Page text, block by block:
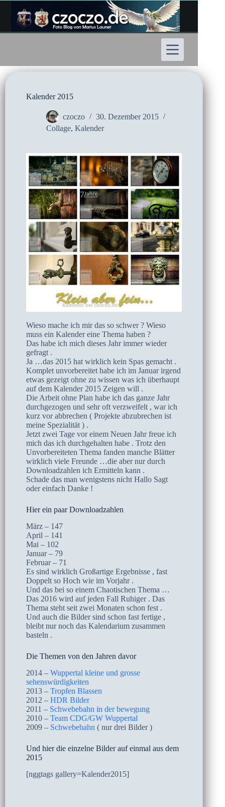
Inhalt
springen
Kalender 2015
czoczo
30. Dezember 2015
Collage, Kalender
Wieso mache ich mir das so schwer ? Wieso
muss ein Kalender eine Thema haben ?
Das habe ich mich dieses Jahr immer wieder
gefragt .
Ja …das 2015 hat wirklich kein Spas gemacht .
Komplet unvorbereitet habe ich im Januar irgend
etwas gezeigt ohne zu wissen was ich überhaupt
auf dem Kalender 2015 Zeigen will .
Die Arbeit ohne Plan habe ich das ganze Jahr
durchgezogen und sehr oft verzweifelt , war ich
kurz vor abbrechen ( Projekte abzubrechen ist
meine Spezialität ) .
Jetzt zwei Tage vor einem Neuen Jahr freue ich
mich das ich durchgehalten habe . Trotz den
Unvorbereiteten Thema fanden manche Blätter
wirklich viele Freunde …die aber nur durch
Downloadzahlen ich Ermitteln kann .
Schade das man wenigstens nicht Hallo Sagt
oder einfach Danke !
Hier ein paar Downloadzahlen
März – 147
April – 141
Mai – 102
Januar – 79
Februar – 71
Es sind wirklich Großartige Ergebnisse , fast
Doppelt so Hoch wie im Vorjahr .
Und das bei so einem Chaotischen Thema …
Das 2016 wird auf jeden Fall Ruhiger . Das
Thema steht seit zwei Monaten schon fest .
Und auch die Bilder sind schon fast fertige ,
bleibt nur noch das Kalendarium zusammen
basteln .
Die Themen von den Jahren davor
2014 – Wuppertal kleine und grosse
sehenswürdigkeiten
2013 – Tropfen Blassen
2012 – HDR Bilder
2011 – Schwebebahn in der bewegung
2010 – Team CDG/GW Wuppertal
2009 – Schwebebahn ( nur drei Bilder )
Und hier die einzelne Bilder auf einmal aus dem
2015
[nggtags gallery=Kalender2015]